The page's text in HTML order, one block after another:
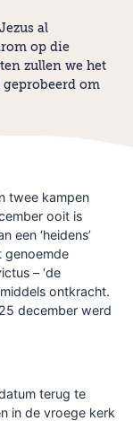
al
op die
zullen we het
om
twee kampen
ooit is
een ‘heidens’
genoemde
– ‘de
ontkracht.
december werd
terug te
in de vroege kerk